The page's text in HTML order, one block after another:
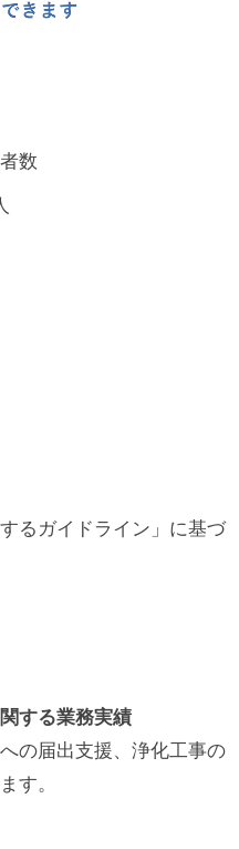
数
るガイドライン」に基づ
する業務実績
の届出支援、浄化工事の
す。